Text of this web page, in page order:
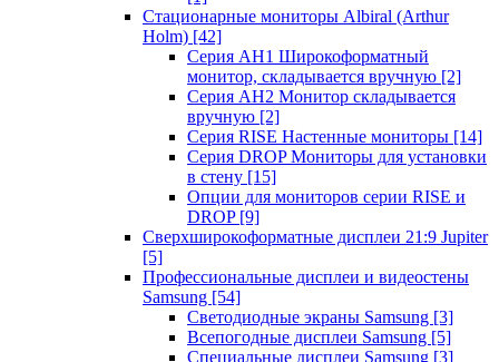
Стационарные мониторы Albiral (Arthur
Holm) [42]
Серия AH1 Широкоформатный
монитор, складывается вручную [2]
Серия AH2 Монитор складывается
вручную [2]
Серия RISE Настенные мониторы [14]
Серия DROP Мониторы для установки
в стену [15]
Опции для мониторов серии RISE и
DROP [9]
Сверхширокоформатные дисплеи 21:9 Jupiter
[5]
Профессиональные дисплеи и видеостены
Samsung [54]
Светодиодные экраны Samsung [3]
Всепогодные дисплеи Samsung [5]
Специальные дисплеи Samsung [3]